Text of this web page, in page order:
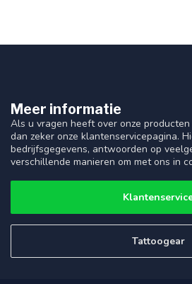
Meer informatie
Als u vragen heeft over onze
dan zeker onze klantenservicepagina.
bedrijfsgegevens, antwoorden op
verschillende manieren om met ons in
Tattoogear